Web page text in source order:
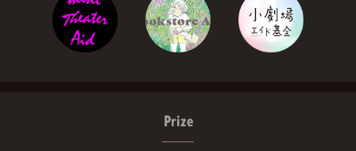
Prize